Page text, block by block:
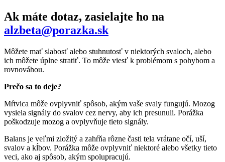
Ak máte dotaz, zasielajte ho na
alzbeta@porazka.sk
Môžete mať slabosť alebo stuhnutosť v niektorých svaloch, alebo
ich môžete úplne stratiť. To môže viesť k problémom s pohybom a
rovnováhou.
Prečo sa to deje?
Mŕtvica môže ovplyvniť spôsob, akým vaše svaly fungujú. Mozog
vysiela signály do svalov cez nervy, aby ich presunuli. Porážka
poškodzuje mozog a ovplyvňuje tieto signály.
Balans je veľmi zložitý a zahŕňa rôzne časti tela vrátane očí, uší,
svalov a kĺbov. Porážka môže ovplyvniť niektoré alebo všetky tieto
veci, ako aj spôsob, akým spolupracujú.